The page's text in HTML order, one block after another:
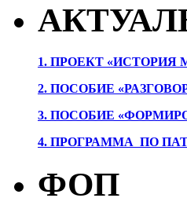
1. ПРОЕКТ «ИСТОРИЯ
2. ПОСОБИЕ
3. ПОСОБИЕ
4. ПРОГРАММА ПО
ФОП